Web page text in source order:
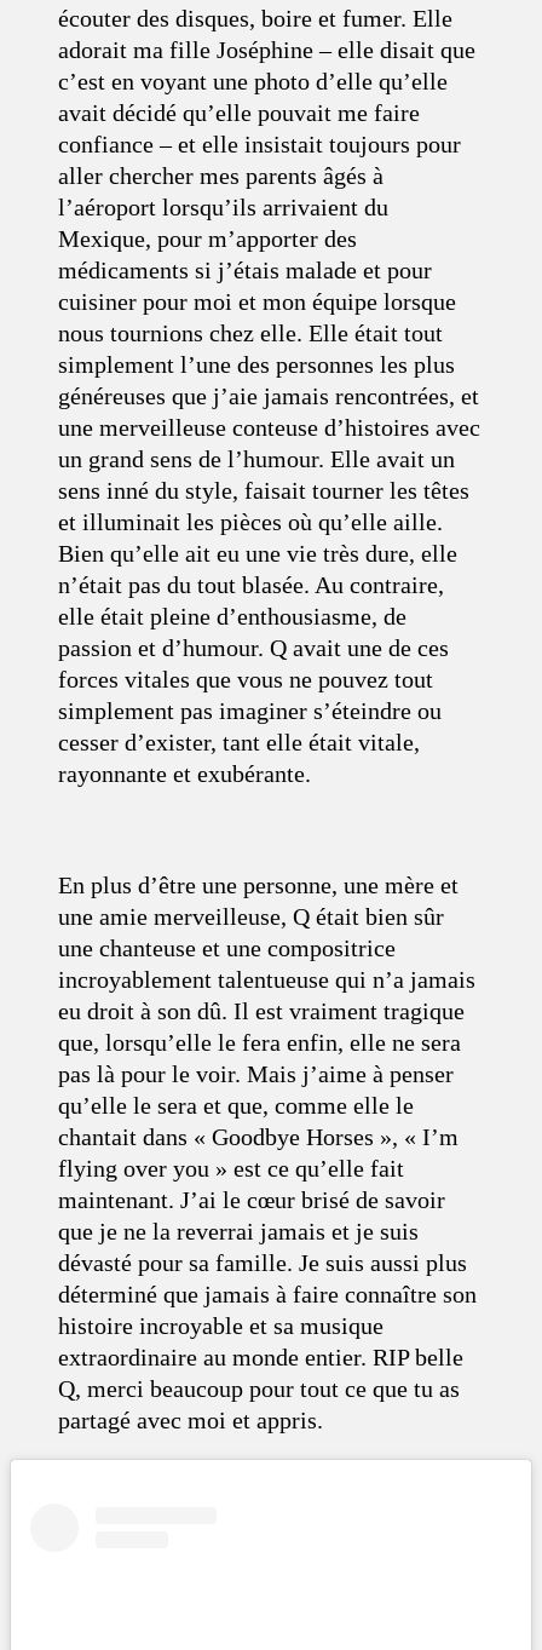
écouter des disques, boire et fumer. Elle
adorait ma fille Joséphine – elle disait que
c’est en voyant une photo d’elle qu’elle
avait décidé qu’elle pouvait me faire
confiance – et elle insistait toujours pour
aller chercher mes parents âgés à
l’aéroport lorsqu’ils arrivaient du
Mexique, pour m’apporter des
médicaments si j’étais malade et pour
cuisiner pour moi et mon équipe lorsque
nous tournions chez elle. Elle était tout
simplement l’une des personnes les plus
généreuses que j’aie jamais rencontrées, et
une merveilleuse conteuse d’histoires avec
un grand sens de l’humour. Elle avait un
sens inné du style, faisait tourner les têtes
et illuminait les pièces où qu’elle aille.
Bien qu’elle ait eu une vie très dure, elle
n’était pas du tout blasée. Au contraire,
elle était pleine d’enthousiasme, de
passion et d’humour. Q avait une de ces
forces vitales que vous ne pouvez tout
simplement pas imaginer s’éteindre ou
cesser d’exister, tant elle était vitale,
rayonnante et exubérante.
En plus d’être une personne, une mère et
une amie merveilleuse, Q était bien sûr
une chanteuse et une compositrice
incroyablement talentueuse qui n’a jamais
eu droit à son dû. Il est vraiment tragique
que, lorsqu’elle le fera enfin, elle ne sera
pas là pour le voir. Mais j’aime à penser
qu’elle le sera et que, comme elle le
chantait dans « Goodbye Horses », « I’m
flying over you » est ce qu’elle fait
maintenant. J’ai le cœur brisé de savoir
que je ne la reverrai jamais et je suis
dévasté pour sa famille. Je suis aussi plus
déterminé que jamais à faire connaître son
histoire incroyable et sa musique
extraordinaire au monde entier. RIP belle
Q, merci beaucoup pour tout ce que tu as
partagé avec moi et appris.